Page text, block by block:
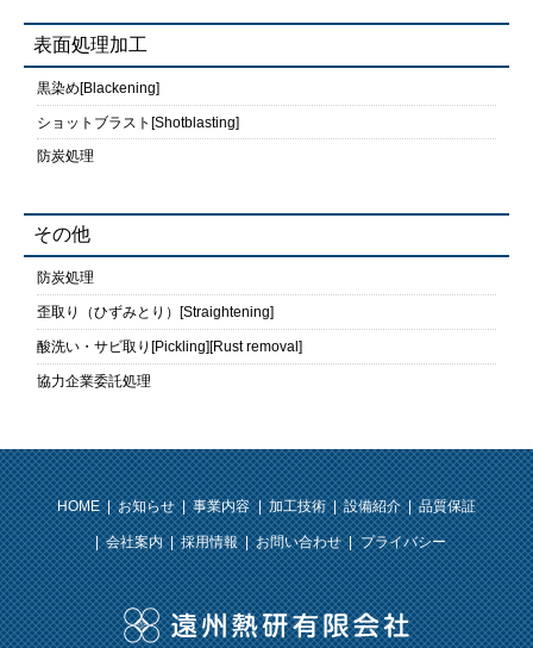
表面処理加工
黒染め[Blackening]
ショットブラスト[Shotblasting]
防炭処理
その他
防炭処理
歪取り（ひずみとり）[Straightening]
酸洗い・サビ取り[Pickling][Rust removal]
協力企業委託処理
HOME お知らせ 事業内容 加工技術 設備紹介 品質保証
会社案内 採用情報 お問い合わせ プライバシー